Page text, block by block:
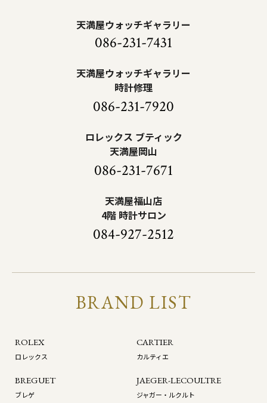
天満屋ウォッチギャラリー
086-231-7431
天満屋ウォッチギャラリー
時計修理
086-231-7920
ロレックス ブティック
天満屋岡山
086-231-7671
天満屋福山店
4階 時計サロン
084-927-2512
BRAND LIST
ROLEX
ロレックス
CARTIER
カルティエ
BREGUET
ブレゲ
JAEGER-LECOULTRE
ジャガー・ルクルト